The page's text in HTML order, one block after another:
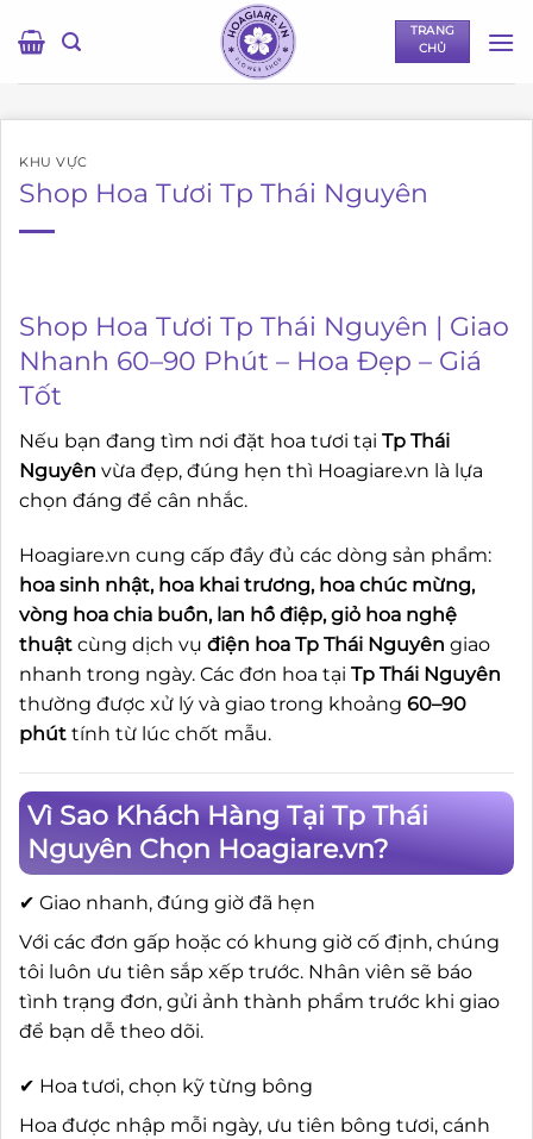
qua
TRANG
CHỦ
KHU VỰC
Shop Hoa Tươi Tp Thái Nguyên
Shop Hoa Tươi Tp Thái Nguyên | Giao
Nhanh 60–90 Phút – Hoa Đẹp – Giá
Tốt
Nếu bạn đang tìm nơi đặt hoa tươi tại Tp Thái
Nguyên vừa đẹp, đúng hẹn thì Hoagiare.vn là lựa
chọn đáng để cân nhắc.
Hoagiare.vn cung cấp đầy đủ các dòng sản phẩm:
hoa sinh nhật, hoa khai trương, hoa chúc mừng,
vòng hoa chia buồn, lan hồ điệp, giỏ hoa nghệ
thuật cùng dịch vụ điện hoa Tp Thái Nguyên giao
nhanh trong ngày. Các đơn hoa tại Tp Thái Nguyên
thường được xử lý và giao trong khoảng 60–90
phút tính từ lúc chốt mẫu.
Vì Sao Khách Hàng Tại Tp Thái
Nguyên Chọn Hoagiare.vn?
✔ Giao nhanh, đúng giờ đã hẹn
Với các đơn gấp hoặc có khung giờ cố định, chúng
tôi luôn ưu tiên sắp xếp trước. Nhân viên sẽ báo
tình trạng đơn, gửi ảnh thành phẩm trước khi giao
để bạn dễ theo dõi.
✔ Hoa tươi, chọn kỹ từng bông
Hoa được nhập mỗi ngày, ưu tiên bông tươi, cánh